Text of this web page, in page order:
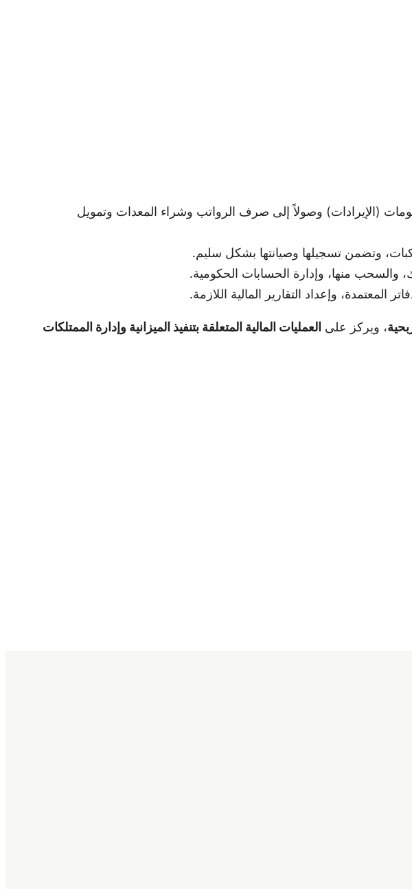
(الإيرادات) وصولاً إلى صرف الرواتب وشراء المعدات وتمويل
وتضمن تسجيلها وصيانتها بشكل سليم.
والسحب منها، وإدارة الحسابات الحكومية.
وإعداد التقارير المالية اللازمة.
، ويركز على العمليات المالية المتعلقة بتنفيذ الميزانية وإدارة الممتلكات